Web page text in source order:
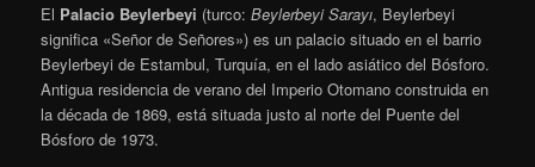
El Palacio Beylerbeyi (turco:Beylerbeyi Sarayı, Beylerbeyi
significa «Señor de Señores») es un palacio situado en el barrio
Beylerbeyi de Estambul, Turquía, en el lado asiático del Bósforo.
Antigua residencia de verano del Imperio Otomano construida en
la década de 1869, está situada justo al norte del Puente del
Bósforo de 1973.